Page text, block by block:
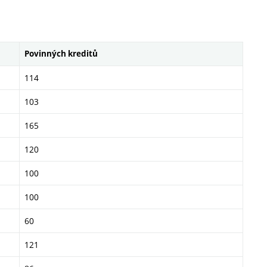
Povinných kreditů
114
103
165
120
100
100
60
121